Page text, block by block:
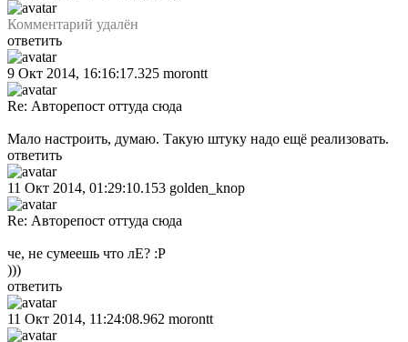
Комментарий удалён
ответить
9 Окт 2014, 16:16:17.325 morontt
Re: Авторепост оттуда сюда
Мало настроить, думаю. Такую штуку надо ещё реализовать.
ответить
11 Окт 2014, 01:29:10.153 golden_knop
Re: Авторепост оттуда сюда
че, не сумеешь что лЕ? :Р
)))
ответить
11 Окт 2014, 11:24:08.962 morontt